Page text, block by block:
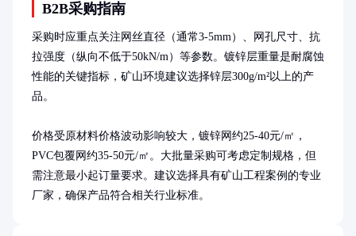
B2B采购指南
采购时应重点关注网丝直径（通常3-5mm）、网孔尺寸、抗
拉强度（纵向不低于50kN/m）等参数。镀锌层重量是耐腐蚀
性能的关键指标，矿山环境建议选择锌层300g/m²以上的产
品。
价格受原材料价格波动影响较大，镀锌网约25-40元/㎡，
PVC包覆网约35-50元/㎡。大批量采购可考虑定制规格，但
需注意最小起订量要求。建议选择具有矿山工程案例的专业
厂家，确保产品符合相关行业标准。